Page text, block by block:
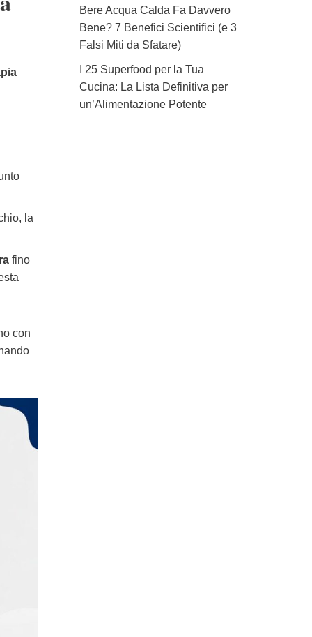
la
fino
con
Bere Acqua Calda Fa Davvero
Bene? 7 Benefici Scientifici (e 3
Falsi Miti da Sfatare)
I 25 Superfood per la Tua
Cucina: La Lista Definitiva per
un’Alimentazione Potente